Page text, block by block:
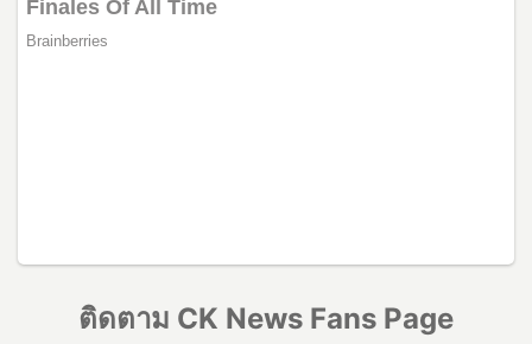
ติดตาม CK News Fans Page